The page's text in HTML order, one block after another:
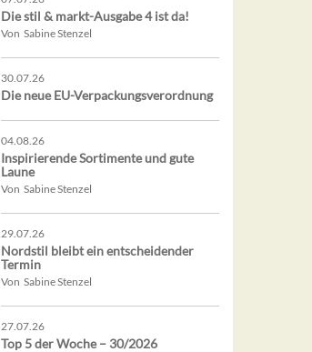
Die stil & markt-Ausgabe 4 ist da!
Von Sabine Stenzel
30.07.26
Die neue EU-Verpackungsverordnung
04.08.26
Inspirierende Sortimente und gute
Laune
Von Sabine Stenzel
29.07.26
Nordstil bleibt ein entscheidender
Termin
Von Sabine Stenzel
27.07.26
Top 5 der Woche – 30/2026